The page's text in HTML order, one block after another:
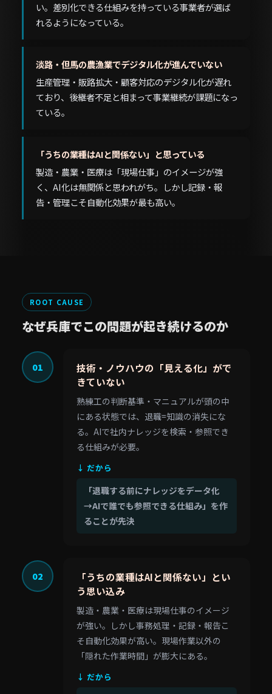
い。差別化できる仕組みを持っている事業者が選ば
れるようになっている。
淡路・但馬の農漁業でデジタル化が進んでいない
生産管理・販路拡大・顧客対応のデジタル化が遅れ
ており、後継者不足と相まって事業継続が課題になっ
ている。
「うちの業種はAIと関係ない」と思っている
製造・農業・医療は「現場仕事」のイメージが強
く、AI化は無関係と思われがち。しかし記録・報
告・管理こそ自動化効果が最も高い。
ROOT CAUSE
なぜ兵庫でこの問題が起き続けるのか
01
技術・ノウハウの「見える化」がで
きていない
熟練工の判断基準・マニュアルが頭の中
にある状態では、退職=知識の消失にな
る。AIで社内ナレッジを検索・参照でき
る仕組みが必要。
↓ だから
「退職する前にナレッジをデータ化
→AIで誰でも参照できる仕組み」を作
ることが先決
02
「うちの業種はAIと関係ない」とい
う思い込み
製造・農業・医療は現場仕事のイメージ
が強い。しかし事務処理・記録・報告こ
そ自動化効果が高い。現場作業以外の
「隠れた作業時間」が膨大にある。
↓ だから